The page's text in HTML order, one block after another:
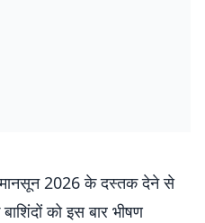
2026 के दस्तक देने से
को इस बार भीषण